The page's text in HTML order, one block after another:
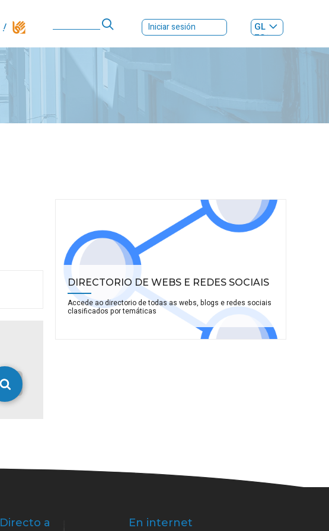
Iniciar sesión
GL
ES|
DIRECTORIO DE WEBS E REDES SOCIAIS
Accede ao directorio de todas as webs, blogs e redes sociais
clasificados por temáticas
Directo a En internet